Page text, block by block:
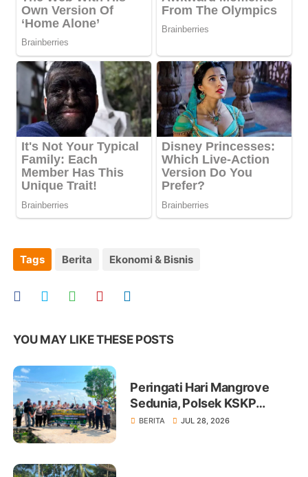
Tags Berita Ekonomi & Bisnis
YOU MAY LIKE THESE POSTS
Peringati Hari Mangrove
Sedunia, Polsek KSKP
Tembilahan Tanam 100 Bibit
BERITA JUL 28, 2026